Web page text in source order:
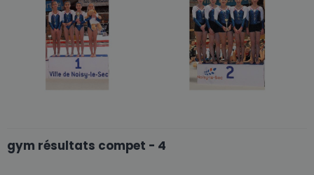
gym résultats compet - 4